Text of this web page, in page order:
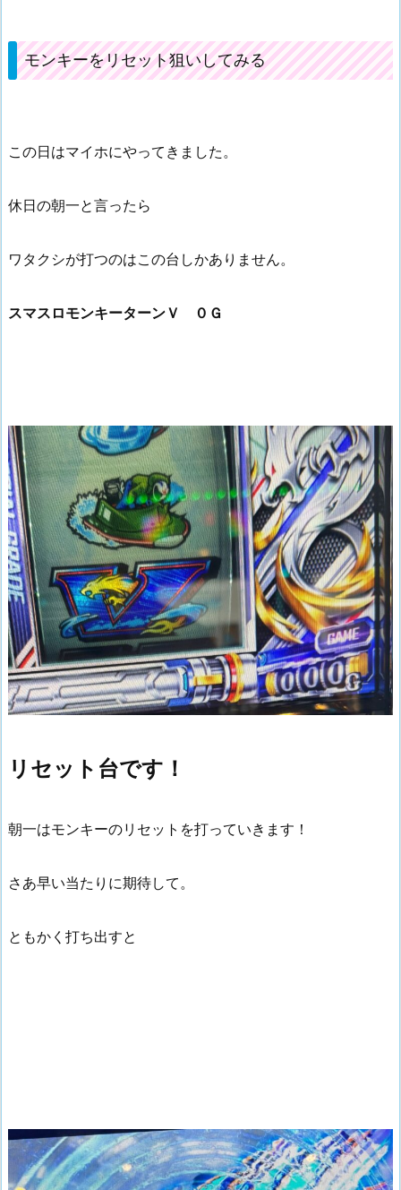
モンキーをリセット狙いしてみる
この日はマイホにやってきました。
休日の朝一と言ったら
ワタクシが打つのはこの台しかありません。
スマスロモンキーターンＶ ０Ｇ
リセット台です！
朝一はモンキーのリセットを打っていきます！
さあ早い当たりに期待して。
ともかく打ち出すと